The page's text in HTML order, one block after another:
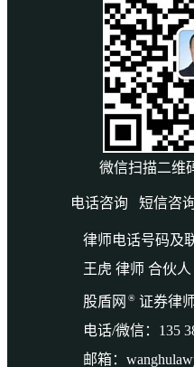
微信扫描二维
电话咨询 短信咨
律师电话号码及
王虎 律师 合伙人
股盾网 ® 证券律
电话/微信：135
邮箱：